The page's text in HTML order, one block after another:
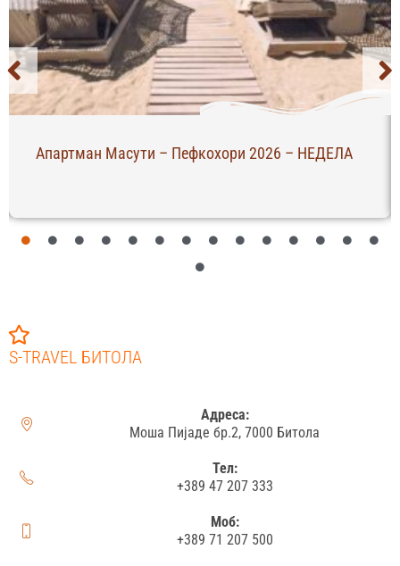
2026 – НЕДЕЛА С Апартман – Ханиоти
S-TRAVEL БИТОЛА
Адреса:
Моша Пијаде бр.2, 7000 Битола
Тел:
+389 47 207 333
Моб:
+389 71 207 500